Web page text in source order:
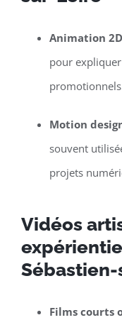
Animation
pour
Motion
souvent
projets
Vidéos
Films courts